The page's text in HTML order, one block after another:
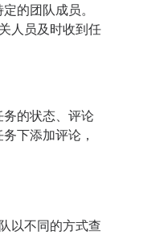
的团队成员。
人员及时收到任
的状态、评论
下添加评论，
以不同的方式查